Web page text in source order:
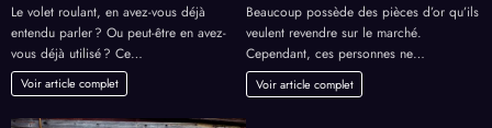
Le volet roulant, en avez-vous déjà
entendu parler ? Ou peut-être en avez-
vous déjà utilisé ? Ce…
Voir article complet
Beaucoup possède des pièces d’or qu’ils
veulent revendre sur le marché.
Cependant, ces personnes ne…
Voir article complet